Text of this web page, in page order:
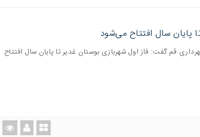
پایان سال افتتاح می‌شود
قم گفت: فاز اول شهربازی بوستان غدیر تا پایان سال افتتاح